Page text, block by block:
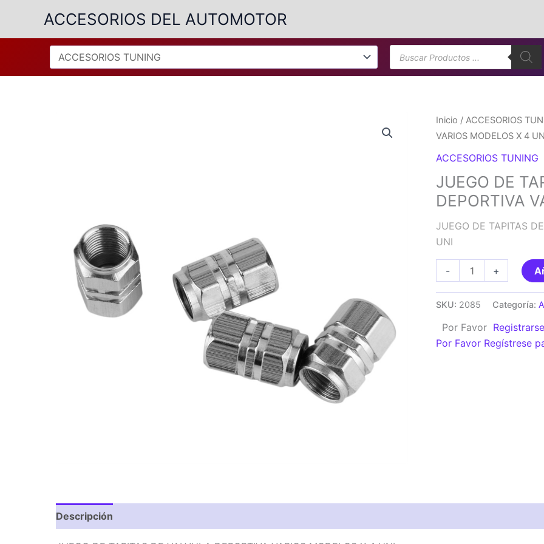
contenido
ACCESORIOS DEL AUTOMOTOR
Búsqueda
de
productos
Inicio /ACCESORIOS
VARIOS MODELOS X 4
ACCESORIOS TUNING
JUEGO DE
DEPORTIVA
JUEGO DE TAPITAS
UNI
-
DE
VALVULA
DEPORTIVA
+
SKU: 2085 Categoría:
Por Favor
Por Favor Regístrese
Descripción